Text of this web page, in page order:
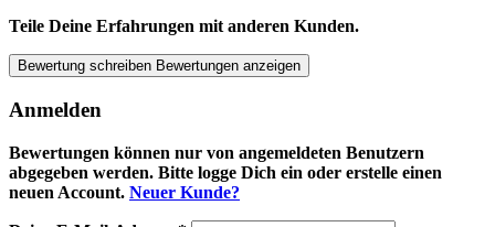
Teile Deine Erfahrungen mit anderen Kunden.
Bewertung schreiben Bewertungen anzeigen
Anmelden
Bewertungen können nur von angemeldeten Benutzern
abgegeben werden. Bitte logge Dich ein oder erstelle einen
neuen Account. Neuer Kunde?